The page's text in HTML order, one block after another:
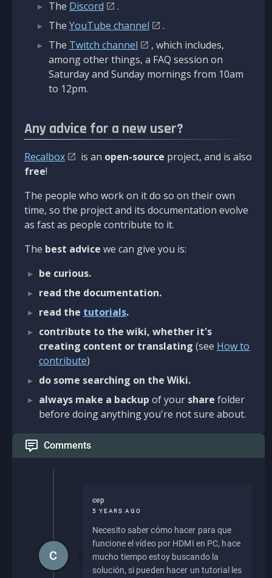
The Discord
.
The YouTube channel
.
The Twitch channel
, which includes,
among other things, a FAQ session on
Saturday and Sunday mornings from 10am
to 12pm.
Any advice for a new user?
Recalbox is an open-source project, and is also
free!
The people who work on it do so on their own
time, so the project and its documentation evolve
as fast as people contribute to it.
The best advice we can give you is:
be curious.
read the documentation.
read the tutorials.
contribute to the wiki, whether it's
creating content or translating (see How to
contribute)
do some searching on the Wiki.
always make a backup of your share folder
before doing anything you're not sure about.
Comments
cep
5 YEARS AGO
Necesito saber cómo hacer para que
funcione el vídeo por HDMI en PC, hace
mucho tiempo estoy buscando la
solución, si pueden hacer un tutorial les
C